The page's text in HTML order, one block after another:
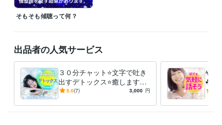
【大切にしていること】
・傾聴を重視しています。
(୨୧•͈ᴗ•͈)◞ᵗʱᵃᵑᵏઽ
■━━━━━━━━━━□
┃ココナラ未登録の方へ┃
□━━━━━━━━━━■
以下リンクよりご登録いただくとココナラより1000ポイント付与されま
す。
そもそも傾聴って何？
出品者の人気サービス
３０分チャット⭐文字で吐き
出すデトックス⭐癒します
【チャット】デトックス⭐あ
る体験を
5.0(7) 3,000 円
やさ
☘電
も㊙